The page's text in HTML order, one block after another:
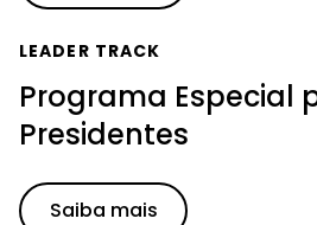
LEADER TRACK
Programa Especial
Presidentes
Saiba mais